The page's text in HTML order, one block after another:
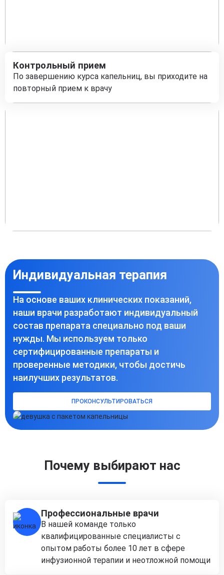
Контрольный прием
По завершению курса капельниц, вы приходите на
повторный прием к врачу
Индивидуальная терапия
На основе ваших клинических показаний,
наши врачи разработают индивидуальный
состав препарата специально под ваши
нужды. Мы используем только
сертифицированные препараты и
проверенные методики, чтобы достичь
наилучших результатов.
ПРОКОНСУЛЬТИРОВАТЬСЯ
Почему выбирают нас
Профессиональные врачи
В нашей команде только
квалифицированные специалисты с
опытом работы более 10 лет в сфере
инфузионной терапии и неотложной помощи